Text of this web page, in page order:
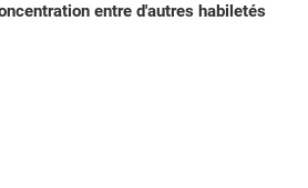
entre d'autres habiletés